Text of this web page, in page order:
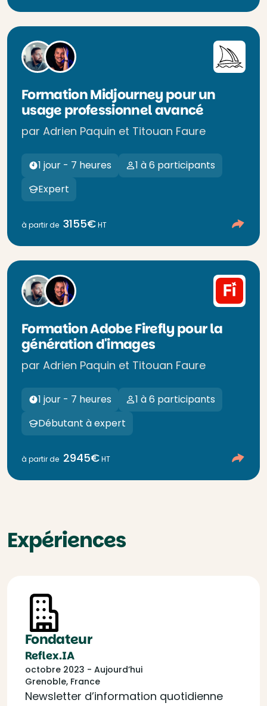
Formation Midjourney pour un
usage professionnel avancé
par Adrien Paquin et Titouan Faure
1 jour - 7 heures
1 à 6 participants
Expert
à partir de 3155€HT
Formation Adobe Firefly pour la
génération d'images
par Adrien Paquin et Titouan Faure
1 jour - 7 heures
1 à 6 participants
Débutant à expert
à partir de 2945€HT
Expériences
Fondateur
Reflex.IA
octobre 2023 - Aujourd’hui
Grenoble, France
Newsletter d’information quotidienne